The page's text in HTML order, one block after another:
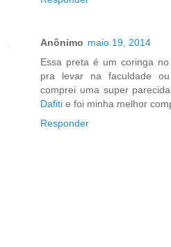
Anônimo maio 19, 2014
Essa preta é um coringa
pra levar na faculdade
comprei uma super
Dafiti e foi minha melhor
Responder